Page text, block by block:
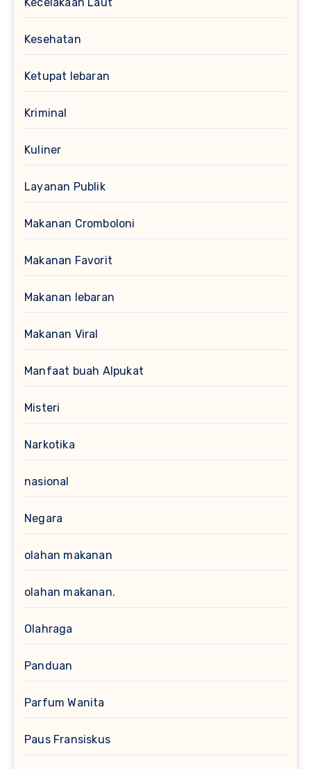
Kecelakaan Laut
Kesehatan
Ketupat lebaran
Kriminal
Kuliner
Layanan Publik
Makanan Cromboloni
Makanan Favorit
Makanan lebaran
Makanan Viral
Manfaat buah Alpukat
Misteri
Narkotika
nasional
Negara
olahan makanan
olahan makanan.
Olahraga
Panduan
Parfum Wanita
Paus Fransiskus